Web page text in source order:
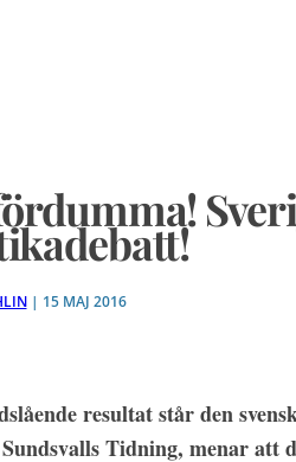
| 15 MAJ 2016
resultat står den
Tidning, menar att